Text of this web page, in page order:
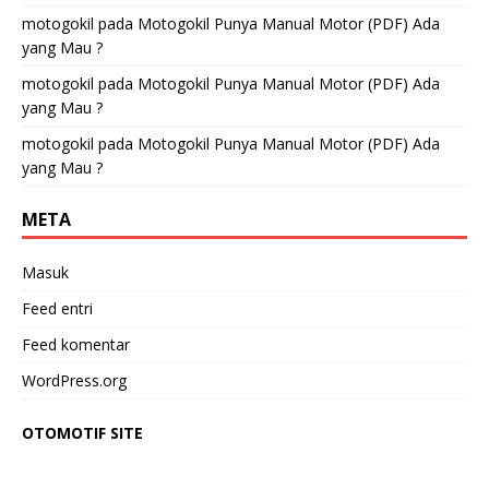
motogokil pada Motogokil Punya Manual Motor (PDF) Ada
yang Mau ?
motogokil pada Motogokil Punya Manual Motor (PDF) Ada
yang Mau ?
motogokil pada Motogokil Punya Manual Motor (PDF) Ada
yang Mau ?
META
Masuk
Feed entri
Feed komentar
WordPress.org
OTOMOTIF SITE